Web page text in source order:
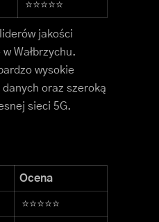
⭐⭐⭐⭐⭐
jakości
Wałbrzychu.
wysokie
oraz szeroką
sieci 5G.
Ocena
⭐⭐⭐⭐⭐